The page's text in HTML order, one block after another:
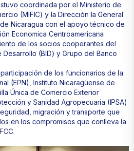
coordinada por el Ministerio de
(MIFIC) y la Dirección la General
Nicaragua con el apoyo técnico de
Economica Centroamericana
de los socios cooperantes del
(BID) y Grupo del Banco
de los funcionarios de la
(EPN), Instituto Nicaragüense de
Única de Comercio Exterior
y Sanidad Agropecuaria (IPSA)
migración y transporte que
en los compromisos que conlleva la